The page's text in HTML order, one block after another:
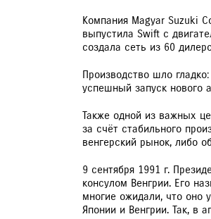
Компания Magyar Suzuki
выпустила Swift с
создала сеть из 60
Производство шло
успешный запуск нового
Также одной из важных
за счёт стабильного
венгерский рынок, либо
9 сентября 1991 г.
консулом Венгрии. Его
многие ожидали, что оно
Японии и Венгрии. Так, в